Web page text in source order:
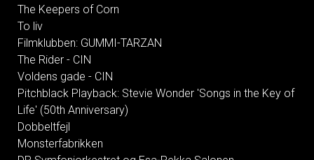
The Keepers of Corn
To liv
Filmklubben: GUMMI-TARZAN
The Rider - CIN
Voldens gade - CIN
Pitchblack Playback: Stevie Wonder 'Songs in the Key of
Life' (50th Anniversary)
Dobbeltfejl
Monsterfabrikken